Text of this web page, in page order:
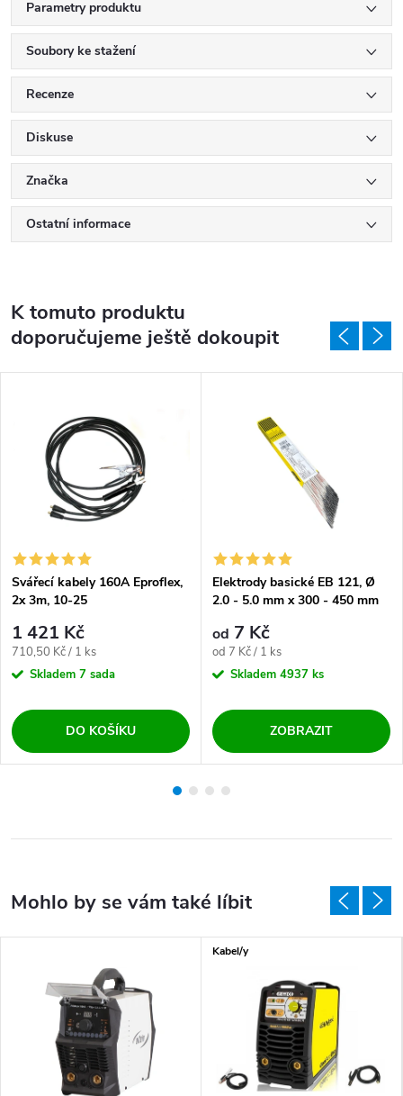
Parametry produktu
Soubory ke stažení
Recenze
Diskuse
Značka
Ostatní informace
K tomuto produktu
doporučujeme ještě dokoupit
Svářecí kabely 160A Eproflex,
2x 3m, 10-25
1 421 Kč
Měrná cena:
710,50 Kč / 1 ks
Skladem 7 sada
DO KOŠÍKU
Elektrody basické EB 121, Ø
2.0 - 5.0 mm x 300 - 450 mm
od 7 Kč
Měrná cena:
od 7 Kč / 1 ks
Skladem 4937 ks
ZOBRAZIT
Kabel/y